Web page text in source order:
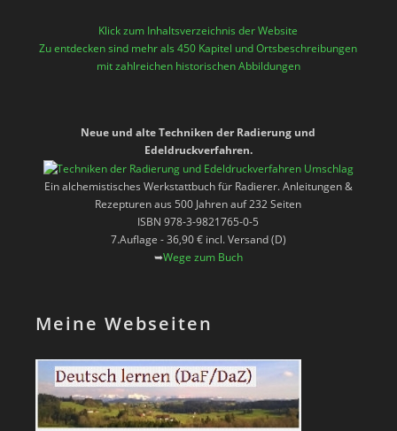
Klick zum Inhaltsverzeichnis der Website
Zu entdecken sind mehr als 450 Kapitel und Ortsbeschreibungen
mit zahlreichen historischen Abbildungen
Neue und alte Techniken der Radierung und
Edeldruckverfahren.
Ein alchemistisches Werkstattbuch für Radierer. Anleitungen &
Rezepturen aus 500 Jahren auf 232 Seiten
ISBN 978-3-9821765-0-5
7.Auflage - 36,90 € incl. Versand (D)
➥Wege zum Buch
Meine Webseiten